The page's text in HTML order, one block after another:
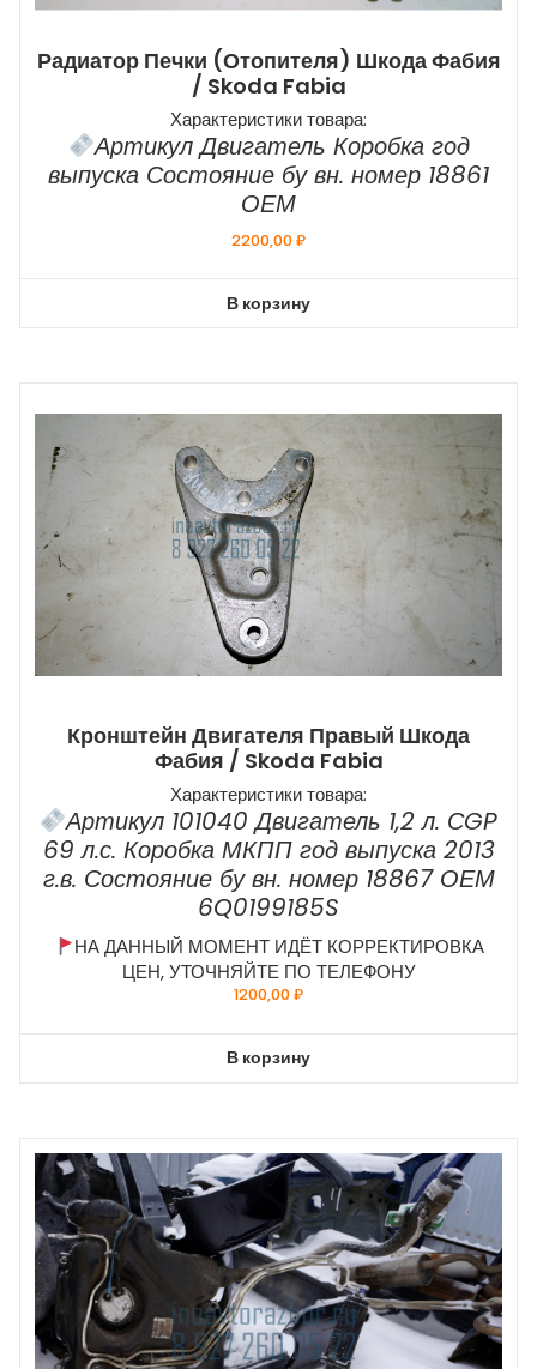
Радиатор Печки (отопителя) Шкода Фабия
/ Skoda Fabia
Характеристики товара:
Артикул Двигатель Коробка год
выпуска Состояние бу вн. номер 18861
ОЕМ
2200,00₽
В корзину
Кронштейн Двигателя Правый Шкода
Фабия / Skoda Fabia
Характеристики товара:
Артикул 101040 Двигатель 1,2 л. СGP
69 л.с. Коробка МКПП год выпуска 2013
г.в. Состояние бу вн. номер 18867 ОЕМ
6Q0199185S
НА ДАННЫЙ МОМЕНТ ИДЁТ КОРРЕКТИРОВКА
ЦЕН, УТОЧНЯЙТЕ ПО ТЕЛЕФОНУ
1200,00₽
В корзину